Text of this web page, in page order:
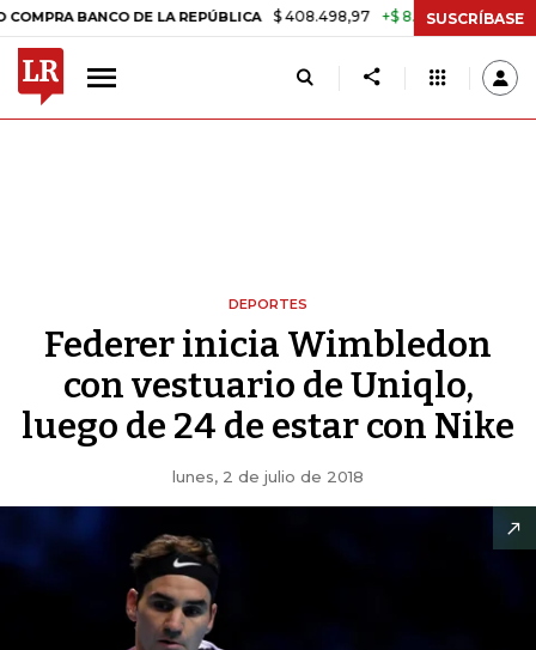
BANCO DE LA REPÚBLICA $ 408.498,97 +$ 8.753,81 +2,19% TASA
SUSCRÍBASE
DEPORTES
Federer inicia Wimbledon
con vestuario de Uniqlo,
luego de 24 de estar con Nike
lunes, 2 de julio de 2018